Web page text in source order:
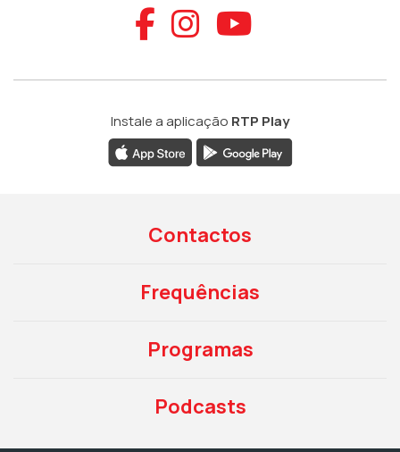
Aceder ao
Aceder ao
Aceder
Instale a aplicação RTP Play
Contactos
Frequências
Programas
Podcasts